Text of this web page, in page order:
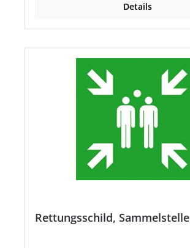
Details
Rettungsschild, Sammelstelle